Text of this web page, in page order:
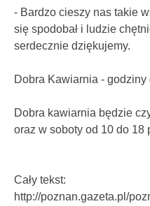
- Bardzo cieszy nas takie
się spodobał i ludzie
serdecznie dziękujemy.
Dobra Kawiarnia - godziny
Dobra kawiarnia będzie
oraz w soboty od 10 do
Cały tekst:
http://poznan.gazeta.pl/